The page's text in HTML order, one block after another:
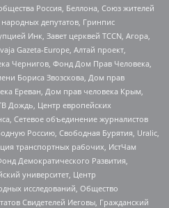
Россия, Беллона, Союз жителей
депутатов, Гринпис
Инк, Завет церквей TCCN, Агора,
Gazeta-Europe, Алтай проект,
Чернигов, Фонд Дом Прав Человека,
Бориса Звозскова, Дом прав
Ереван, Дом прав человека Крым,
Дождь, Центр европейских
Сетевое объединение журналистов
Россию, Свободная Бурятия, Uralic,
транспортных рабочих, ИстЧам
Демократического Развития,
университет, Центр
исследований, Общество
Свидетелей Иеговы, Гражданский